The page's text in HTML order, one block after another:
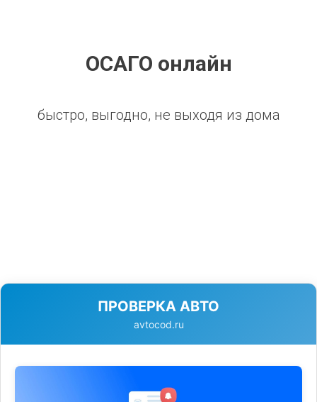
ОСАГО онлайн
быстро, выгодно, не выходя из дома
ПРОВЕРКА АВТО
avtocod.ru